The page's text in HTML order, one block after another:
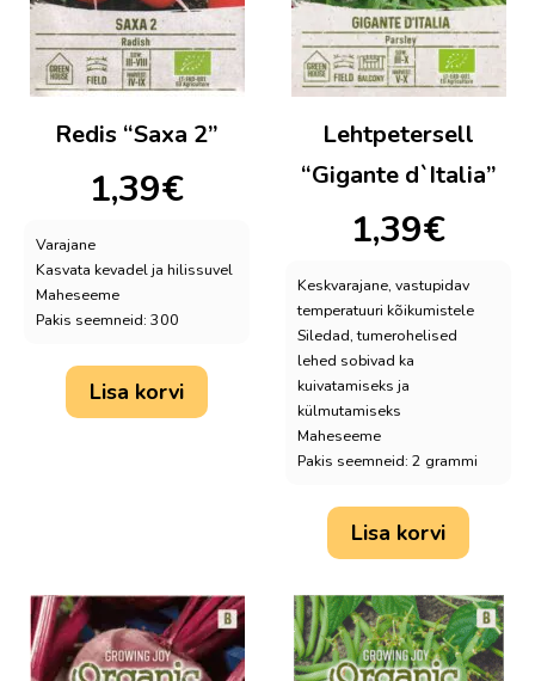
Redis “Saxa 2”
1,39€
Varajane
Kasvata kevadel ja hilissuvel
Maheseeme
Pakis seemneid: 300
Lisa korvi
Lehtpetersell
“Gigante d`Italia”
1,39€
Keskvarajane, vastupidav
temperatuuri kõikumistele
Siledad, tumerohelised
lehed sobivad ka
kuivatamiseks ja
külmutamiseks
Maheseeme
Pakis seemneid: 2 grammi
Lisa korvi